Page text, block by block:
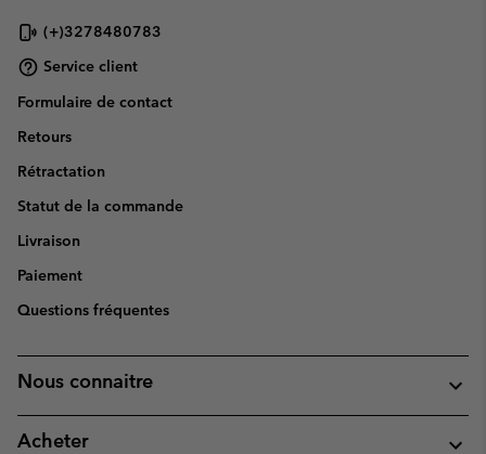
(+)3278480783
Service client
Formulaire de contact
Retours
Rétractation
Statut de la commande
Livraison
Paiement
Questions fréquentes
Nous connaitre
Acheter